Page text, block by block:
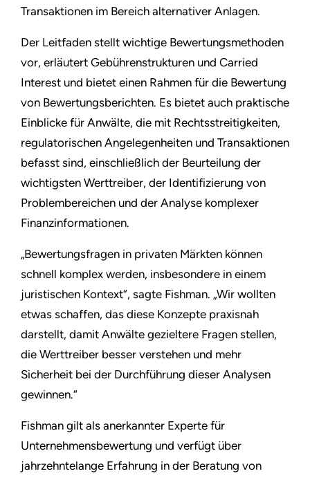
Transaktionen im Bereich alternativer Anlagen.
Der Leitfaden stellt wichtige Bewertungsmethoden
vor, erläutert Gebührenstrukturen und Carried
Interest und bietet einen Rahmen für die Bewertung
von Bewertungsberichten. Es bietet auch praktische
Einblicke für Anwälte, die mit Rechtsstreitigkeiten,
regulatorischen Angelegenheiten und Transaktionen
befasst sind, einschließlich der Beurteilung der
wichtigsten Werttreiber, der Identifizierung von
Problembereichen und der Analyse komplexer
Finanzinformationen.
„Bewertungsfragen in privaten Märkten können
schnell komplex werden, insbesondere in einem
juristischen Kontext“, sagte Fishman. „Wir wollten
etwas schaffen, das diese Konzepte praxisnah
darstellt, damit Anwälte gezieltere Fragen stellen,
die Werttreiber besser verstehen und mehr
Sicherheit bei der Durchführung dieser Analysen
gewinnen.“
Fishman gilt als anerkannter Experte für
Unternehmensbewertung und verfügt über
jahrzehntelange Erfahrung in der Beratung von